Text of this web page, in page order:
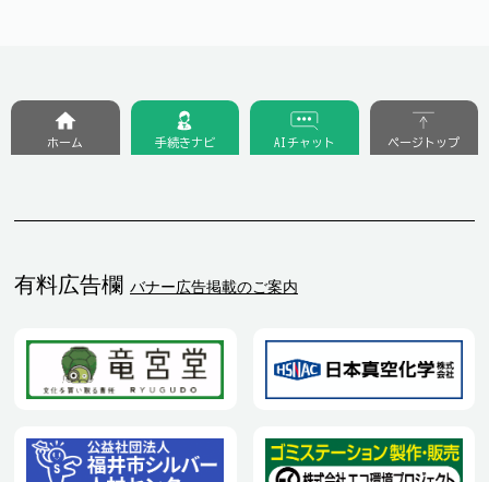
有料広告欄 バナー広告掲載のご案内
ホーム 手続きナビ AIチャット ページトップ